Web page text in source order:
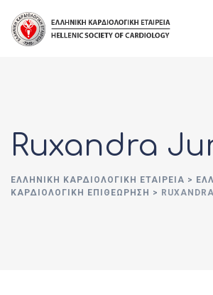
content
Ruxandra
ΕΛΛΗΝΙΚΉ ΚΑΡΔΙΟΛΟΓΙΚΉ ΕΤΑΙΡΕΊΑ >
ΚΑΡΔΙΟΛΟΓΙΚΗ ΕΠΙΘΕΩΡΗΣΗ >